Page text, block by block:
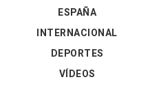
ESPAÑA
INTERNACIONAL
DEPORTES
VÍDEOS